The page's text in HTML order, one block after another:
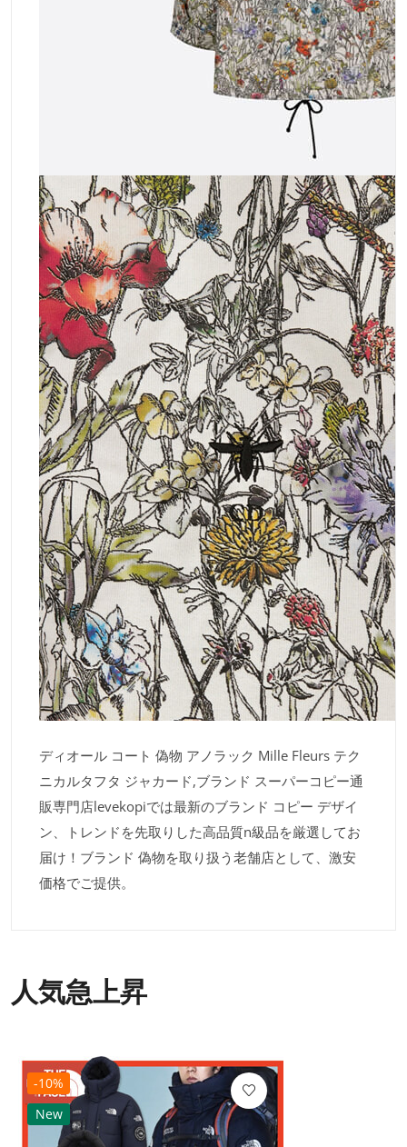
ディオール コート 偽物 アノラック Mille Fleurs テク
ニカルタフタ ジャカード,ブランド スーパーコピー通
販専門店levekopiでは最新のブランド コピー デザイ
ン、トレンドを先取りした高品質n級品を厳選してお
届け！ブランド 偽物を取り扱う老舗店として、激安
価格でご提供。
人気急上昇
-10%
New